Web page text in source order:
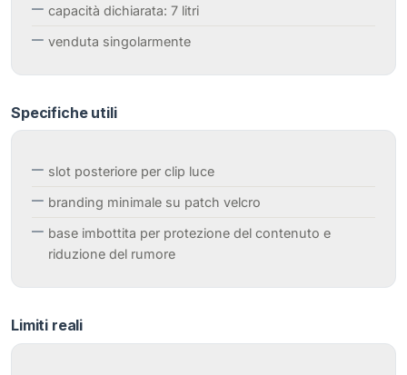
capacità dichiarata: 7 litri
venduta singolarmente
Specifiche utili
slot posteriore per clip luce
branding minimale su patch velcro
base imbottita per protezione del contenuto e
riduzione del rumore
Limiti reali